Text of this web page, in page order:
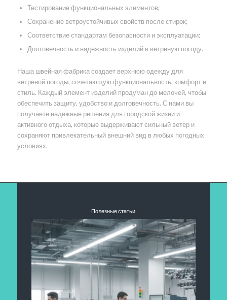
Тестирование функциональных элементов;
Сохранение ветроустойчивых свойств после стирок;
Соответствие стандартам безопасности и эксплуатации;
Долговечность и надежность изделий в ветреную погоду.
Наша швейная фабрика создает верхнюю одежду для
ветреной погоды, сочетающую функциональность, комфорт и
стиль. Каждый элемент изделий продуман до мелочей, чтобы
обеспечить защиту, удобство и долговечность. С нами вы
получаете надежные решения для городской жизни и
активного отдыха, которые выдерживают сильный ветер и
сохраняют привлекательный внешний вид в любых погодных
условиях.
Полезные статьи